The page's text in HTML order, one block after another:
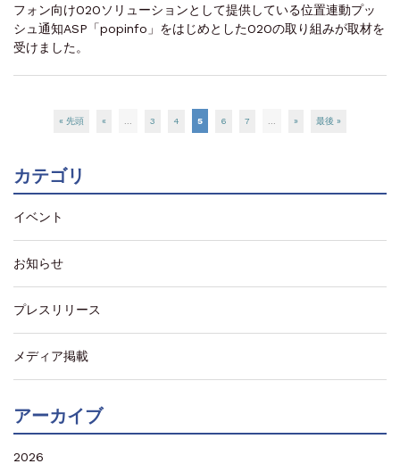
フォン向けO2Oソリューションとして提供している位置連動プッ
シュ通知ASP「popinfo」をはじめとしたO2Oの取り組みが取材を
受けました。
« 先頭 « 3 4 5 6 7 » 最後 »
カテゴリ
イベント
お知らせ
プレスリリース
メディア掲載
アーカイブ
2026